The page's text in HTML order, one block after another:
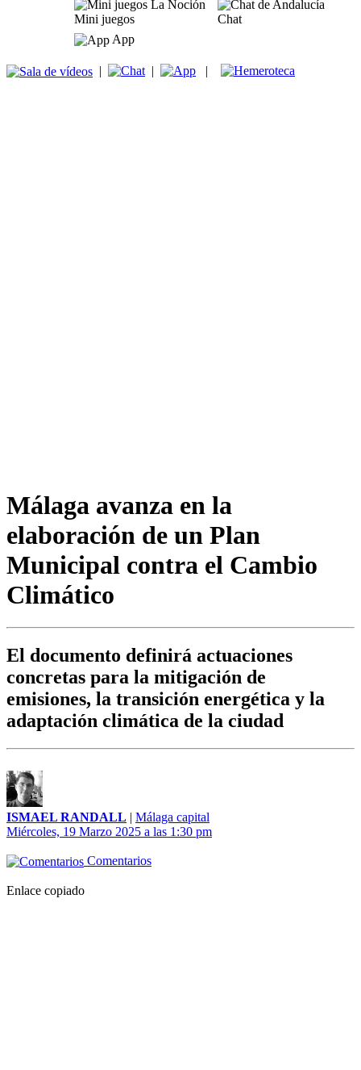
Mini juegos
Chat
App
| | |
Málaga avanza en la
elaboración de un Plan
Municipal contra el Cambio
Climático
El documento definirá actuaciones
concretas para la mitigación de
emisiones, la transición energética y la
adaptación climática de la ciudad
ISMAEL RANDALL | Málaga capital
Miércoles, 19 Marzo 2025 a las 1:30 pm
Comentarios
Enlace copiado